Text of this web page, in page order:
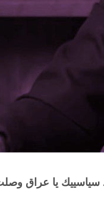
سياسييك يا عراق